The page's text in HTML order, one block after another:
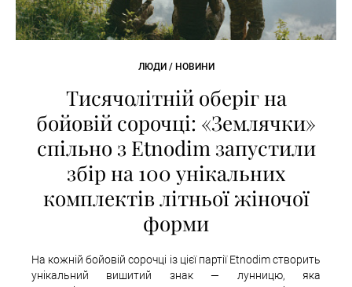
ЛЮДИ / НОВИНИ
Тисячолітній оберіг на
бойовій сорочці: «Землячки»
спільно з Etnodim запустили
збір на 100 унікальних
комплектів літньої жіночої
форми
На кожній бойовій сорочці із цієї партії Etnodim створить
унікальний вишитий знак — лунницю, яка